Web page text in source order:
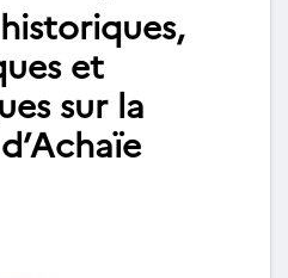
et
sur la